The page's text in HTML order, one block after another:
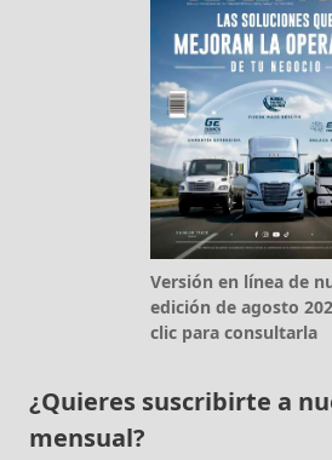
Versión en línea de
edición de agosto
clic para consultarla
¿Quieres suscribirte a
mensual?